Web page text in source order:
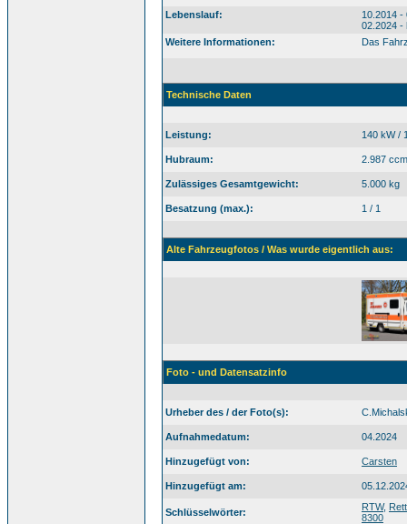
Lebenslauf:
10.2014 -
02.2024 -
Weitere Informationen:
Das
Technische Daten
Leistung: 140 kW /
Hubraum: 2.987 ccm
Zulässiges Gesamtgewicht: 5.000 kg
Besatzung (max.): 1 / 1
Alte Fahrzeugfotos / Was wurde eigentlich aus:
Foto - und Datensatzinfo
Urheber des / der Foto(s):
Aufnahmedatum: 04.2024
Hinzugefügt von: Carsten
Hinzugefügt am:
Schlüsselwörter: RTW,
8300